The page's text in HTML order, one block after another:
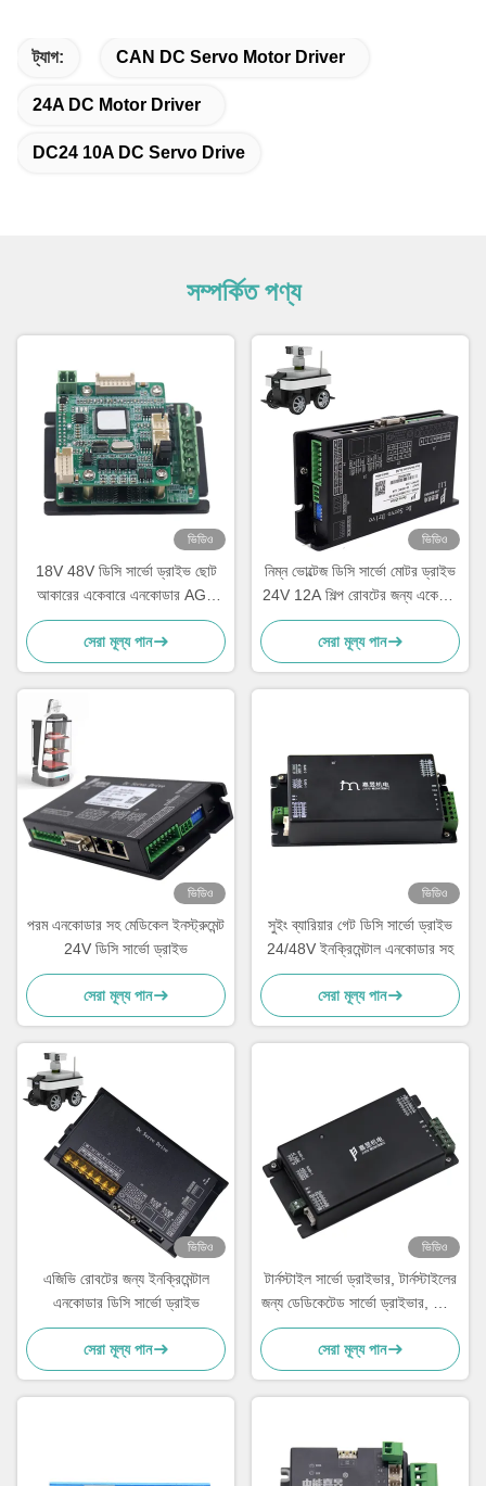
ট্যাগ: CAN DC Servo Motor Driver
24A DC Motor Driver
DC24 10A DC Servo Drive
সম্পর্কিত পণ্য
ভিডিও
18V 48V ডিসি সার্ভো ড্রাইভ ছোট
আকারের একেবারে এনকোডার AGV
রোবট গুদামের জন্য
সেরা মূল্য পান
ভিডিও
নিম্ন ভোল্টেজ ডিসি সার্ভো মোটর ড্রাইভ
24V 12A শিল্প রোবটের জন্য একেবারে
এনকোডার
সেরা মূল্য পান
ভিডিও
পরম এনকোডার সহ মেডিকেল ইনস্ট্রুমেন্ট
24V ডিসি সার্ভো ড্রাইভ
সেরা মূল্য পান
ভিডিও
সুইং ব্যারিয়ার গেট ডিসি সার্ভো ড্রাইভ
24/48V ইনক্রিমেন্টাল এনকোডার সহ
সেরা মূল্য পান
ভিডিও
এজিভি রোবটের জন্য ইনক্রিমেন্টাল
এনকোডার ডিসি সার্ভো ড্রাইভ
সেরা মূল্য পান
ভিডিও
টার্নস্টাইল সার্ভো ড্রাইভার, টার্নস্টাইলের
জন্য ডেডিকেটেড সার্ভো ড্রাইভার, স্পিড
গেটস, এবং নিম্ন ভোল্টেজ সার্ভো
ড্রাইভার।
সেরা মূল্য পান